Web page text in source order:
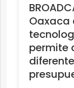
Oaxaca
permite